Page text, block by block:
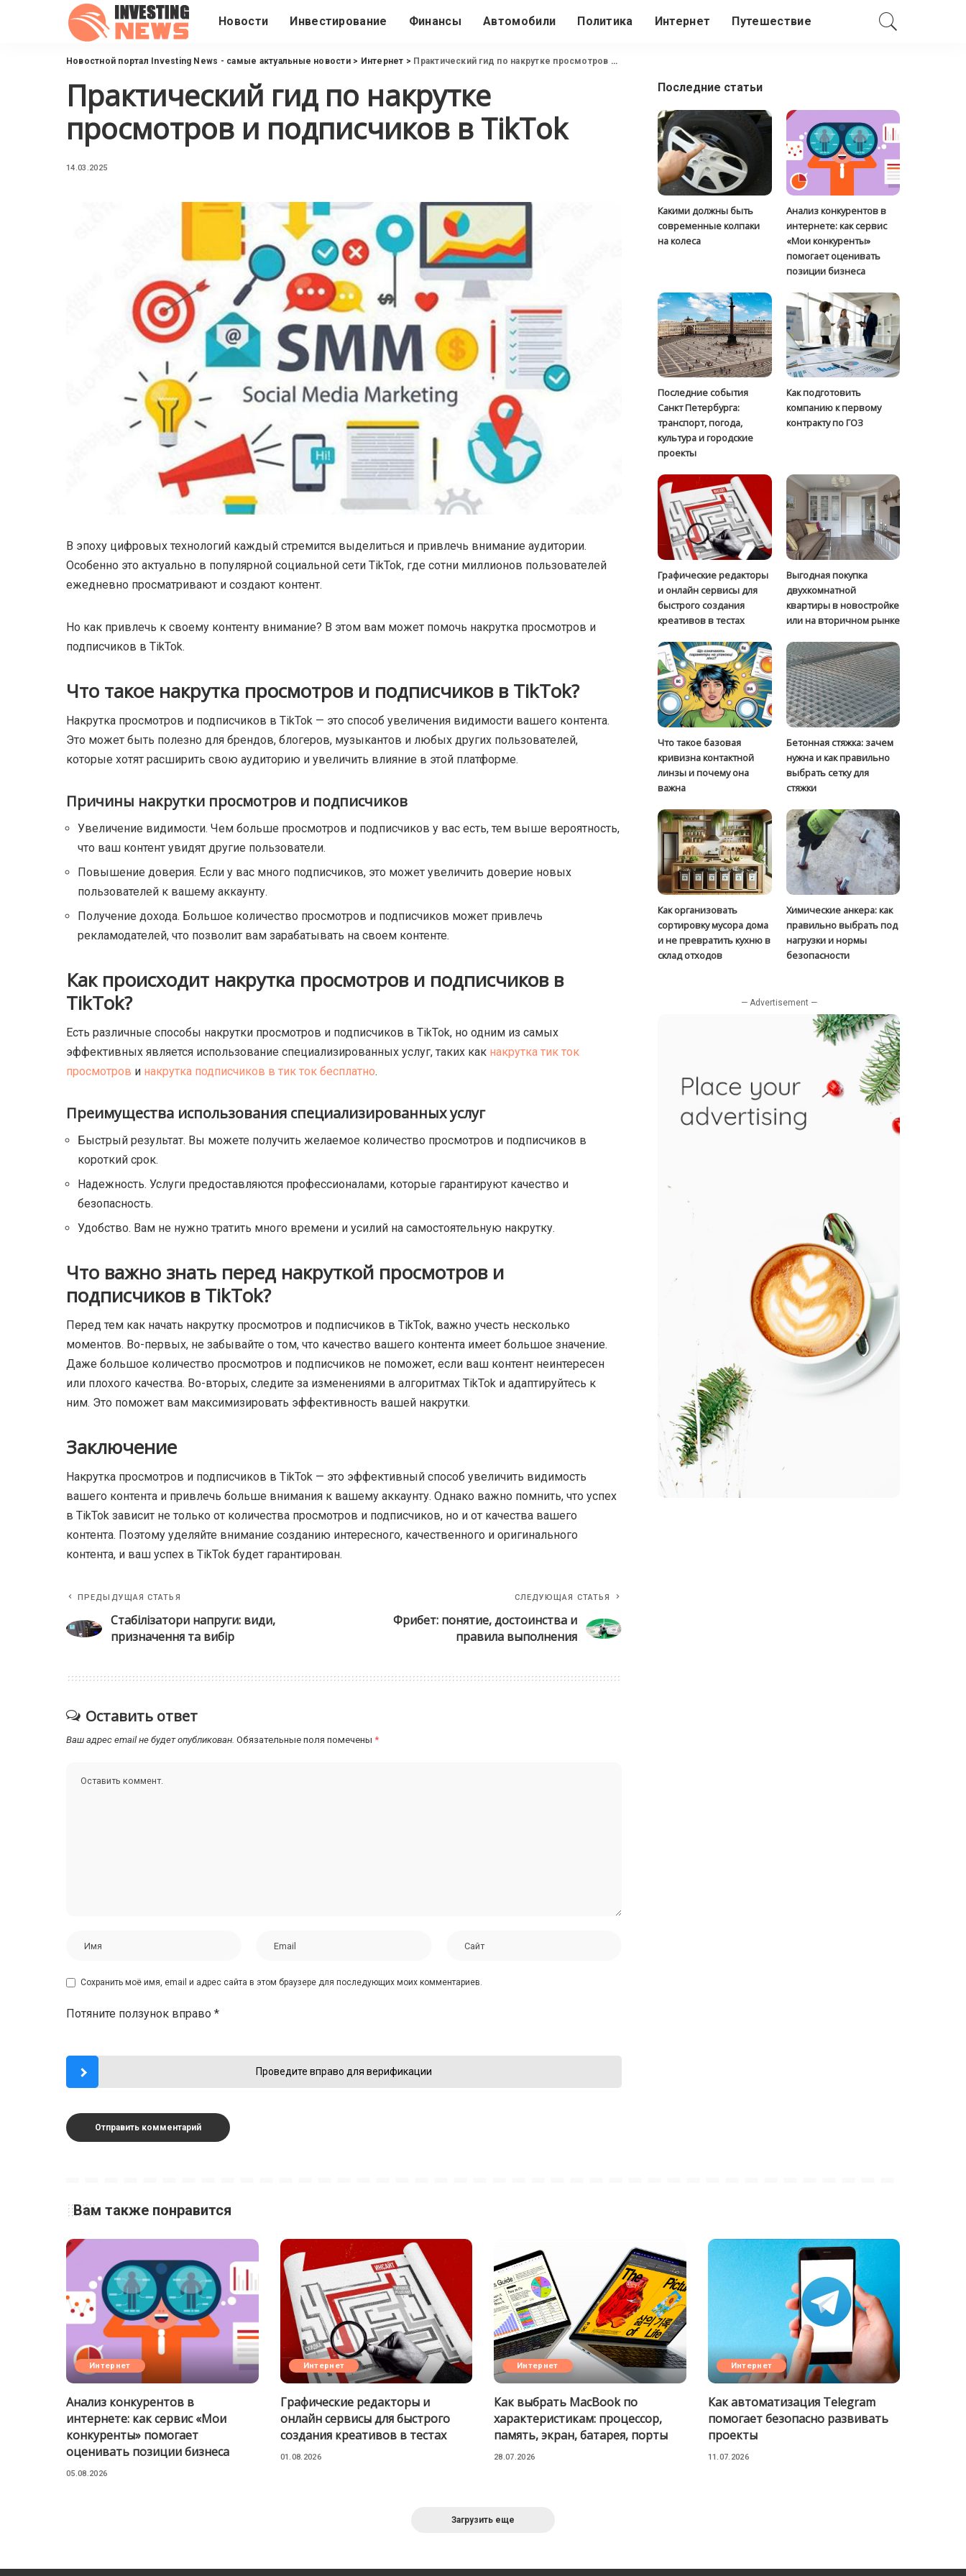
Новости Инвестирование Финансы Автомобили Политика Интернет Путешествие
Новостной портал Investing News - самые актуальные новости> Интернет > Практический гид по накрутке просмотров и подписчиков в TikTok
Практический гид по накрутке
просмотров и подписчиков в TikTok
14.03.2025
В эпоху цифровых технологий каждый стремится выделиться и привлечь внимание аудитории.
Особенно это актуально в популярной социальной сети TikTok, где сотни миллионов пользователей
ежедневно просматривают и создают контент.
Но как привлечь к своему контенту внимание? В этом вам может помочь накрутка просмотров и
подписчиков в TikTok.
Что такое накрутка просмотров и подписчиков в TikTok?
Накрутка просмотров и подписчиков в TikTok — это способ увеличения видимости вашего контента.
Это может быть полезно для брендов, блогеров, музыкантов и любых других пользователей,
которые хотят расширить свою аудиторию и увеличить влияние в этой платформе.
Причины накрутки просмотров и подписчиков
Увеличение видимости. Чем больше просмотров и подписчиков у вас есть, тем выше вероятность,
что ваш контент увидят другие пользователи.
Повышение доверия. Если у вас много подписчиков, это может увеличить доверие новых
пользователей к вашему аккаунту.
Получение дохода. Большое количество просмотров и подписчиков может привлечь
рекламодателей, что позволит вам зарабатывать на своем контенте.
Как происходит накрутка просмотров и подписчиков в
TikTok?
Есть различные способы накрутки просмотров и подписчиков в TikTok, но одним из самых
эффективных является использование специализированных услуг, таких как накрутка тик ток
просмотров и накрутка подписчиков в тик ток бесплатно.
Преимущества использования специализированных услуг
Быстрый результат. Вы можете получить желаемое количество просмотров и подписчиков в
короткий срок.
Надежность. Услуги предоставляются профессионалами, которые гарантируют качество и
безопасность.
Удобство. Вам не нужно тратить много времени и усилий на самостоятельную накрутку.
Что важно знать перед накруткой просмотров и
подписчиков в TikTok?
Перед тем как начать накрутку просмотров и подписчиков в TikTok, важно учесть несколько
моментов. Во-первых, не забывайте о том, что качество вашего контента имеет большое значение.
Даже большое количество просмотров и подписчиков не поможет, если ваш контент неинтересен
или плохого качества. Во-вторых, следите за изменениями в алгоритмах TikTok и адаптируйтесь к
ним. Это поможет вам максимизировать эффективность вашей накрутки.
Заключение
Накрутка просмотров и подписчиков в TikTok — это эффективный способ увеличить видимость
вашего контента и привлечь больше внимания к вашему аккаунту. Однако важно помнить, что успех
в TikTok зависит не только от количества просмотров и подписчиков, но и от качества вашего
контента. Поэтому уделяйте внимание созданию интересного, качественного и оригинального
контента, и ваш успех в TikTok будет гарантирован.
ПРЕДЫДУЩАЯ СТАТЬЯ
Стабілізатори напруги: види,
призначення та вибір
СЛЕДУЮЩАЯ СТАТЬЯ
Фрибет: понятие, достоинства и
правила выполнения
Оставить ответ
Ваш адрес email не будет опубликован. Обязательные поля помечены *
Сохранить моё имя, email и адрес сайта в этом браузере для последующих моих комментариев.
Потяните ползунок вправо *
Проведите вправо для верификации
Последние статьи
Какими должны быть
современные колпаки
на колеса
Анализ конкурентов в
интернете: как сервис
«Мои конкуренты»
помогает оценивать
позиции бизнеса
Последние события
Санкт Петербурга:
транспорт, погода,
культура и городские
проекты
Как подготовить
компанию к первому
контракту по ГОЗ
Графические редакторы
и онлайн сервисы для
быстрого создания
креативов в тестах
Выгодная покупка
двухкомнатной
квартиры в новостройке
или на вторичном рынке
Что такое базовая
кривизна контактной
линзы и почему она
важна
Бетонная стяжка: зачем
нужна и как правильно
выбрать сетку для
стяжки
Как организовать
сортировку мусора дома
и не превратить кухню в
склад отходов
Химические анкера: как
правильно выбрать под
нагрузки и нормы
безопасности
— Advertisement —
Вам также понравится
Интернет
Анализ конкурентов в
интернете: как сервис «Мои
конкуренты» помогает
оценивать позиции бизнеса
05.08.2026
Интернет
Графические редакторы и
онлайн сервисы для быстрого
создания креативов в тестах
01.08.2026
Интернет
Как выбрать MacBook по
характеристикам: процессор,
память, экран, батарея, порты
28.07.2026
Интернет
Как автоматизация Telegram
помогает безопасно развивать
проекты
11.07.2026
Загрузить еще